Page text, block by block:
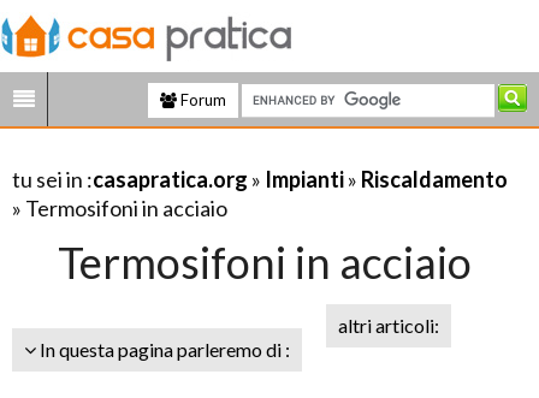
Forum
tu sei in :casapratica.org » Impianti» Riscaldamento
» Termosifoni in acciaio
Termosifoni in acciaio
In questa pagina parleremo di :
altri articoli: